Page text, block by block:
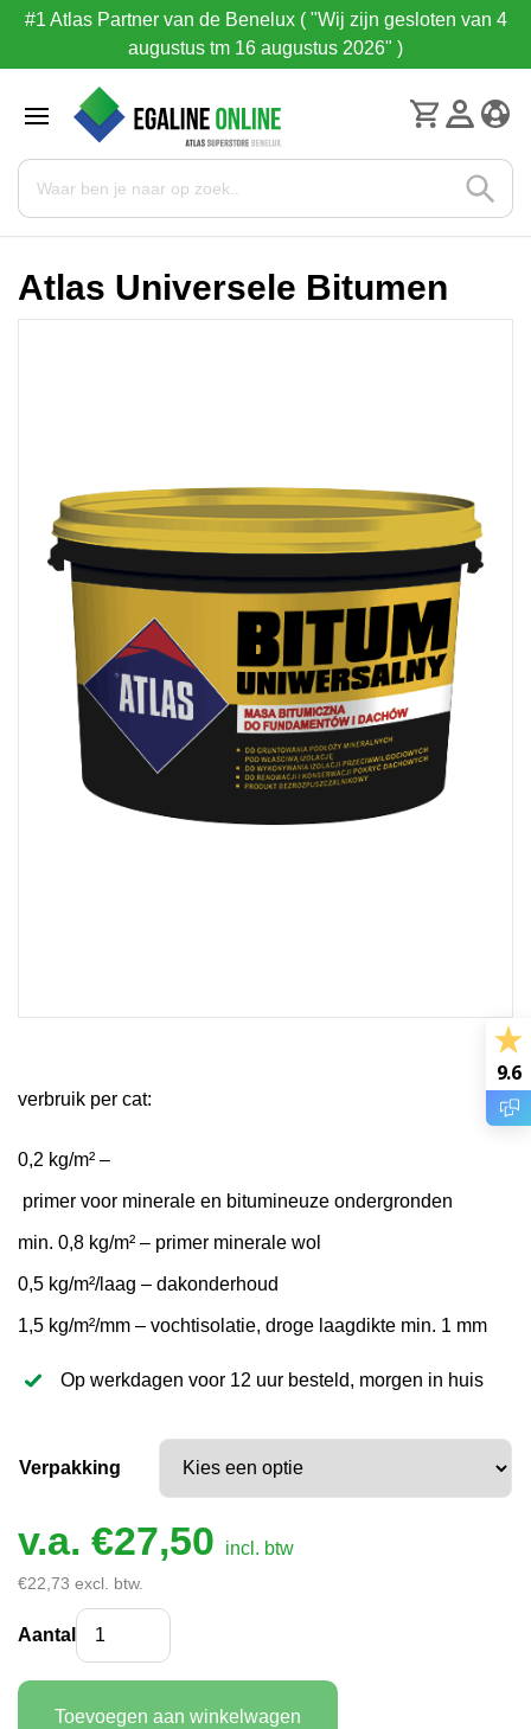
#1 Atlas Partner van de Benelux ( "Wij zijn gesloten van 4
augustus tm 16 augustus 2026" )
Atlas Universele Bitumen
verbruik per cat:
0,2 kg/m² –
primer voor minerale en bitumineuze ondergronden
min. 0,8 kg/m² – primer minerale wol
0,5 kg/m²/laag – dakonderhoud
1,5 kg/m²/mm – vochtisolatie, droge laagdikte min. 1 mm
Op werkdagen voor 12 uur besteld, morgen in huis
Verpakking
v.a. €27,50 incl. btw
€22,73 excl. btw.
Aantal
Atlas Universele Bitumen aantal
Toevoegen aan winkelwagen
9.6